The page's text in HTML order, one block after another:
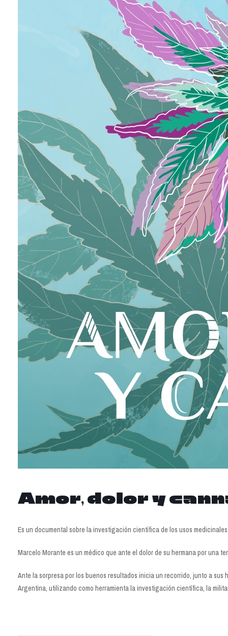
Amor, dolor y
Es un documental sobre la investigación científica de los usos
Marcelo Morante es un médico que ante el dolor de su hermana por una
Ante la sorpresa por los buenos resultados inicia un recorrido, junto a
Argentina, utilizando como herramienta la investigación científica, la